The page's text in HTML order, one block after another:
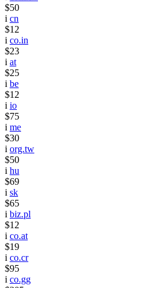
$50
i cn
$12
i co.in
$23
i at
$25
i be
$12
i io
$75
i me
$30
i org.tw
$50
i hu
$69
i sk
$65
i biz.pl
$12
i co.at
$19
i co.cr
$95
i co.gg